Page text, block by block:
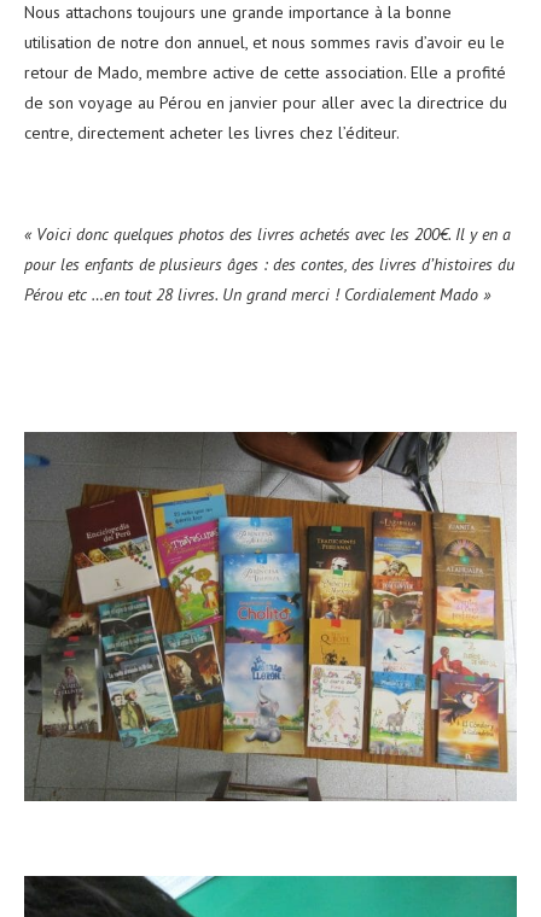
Nous attachons toujours une grande importance à la bonne
utilisation de notre don annuel, et nous sommes ravis d’avoir eu le
retour de Mado, membre active de cette association. Elle a profité
de son voyage au Pérou en janvier pour aller avec la directrice du
centre, directement acheter les livres chez l’éditeur.
« Voici donc quelques photos des livres achetés avec les 200€. Il y en a
pour les enfants de plusieurs âges : des contes, des livres d’histoires du
Pérou etc …en tout 28 livres. Un grand merci ! Cordialement Mado »